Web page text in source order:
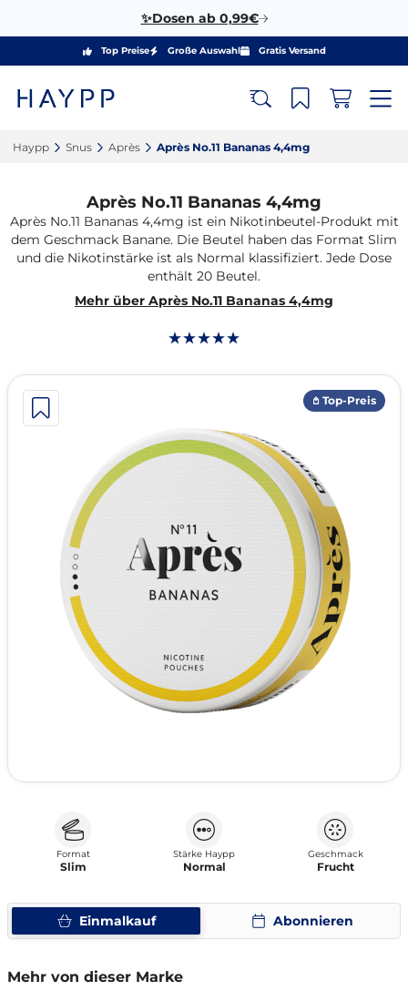
✨Dosen ab 0,99€
Top Preise Große Auswahl Gratis Versand
Haypp‎ Snus‎ Après‎ Après No.11 Bananas 4,4mg‎
𖤘 Top-Preis
Après No.11 Bananas 4,4mg
Après No.11 Bananas 4,4mg ist ein Nikotinbeutel-Produkt mit
dem Geschmack Banane. Die Beutel haben das Format Slim
und die Nikotinstärke ist als Normal klassifiziert. Jede Dose
enthält 20 Beutel.
Mehr über Après No.11 Bananas 4,4mg
Einmalkauf Abonnieren
Format
Slim
Stärke Haypp
Normal
Geschmack
Frucht
Mehr von dieser Marke